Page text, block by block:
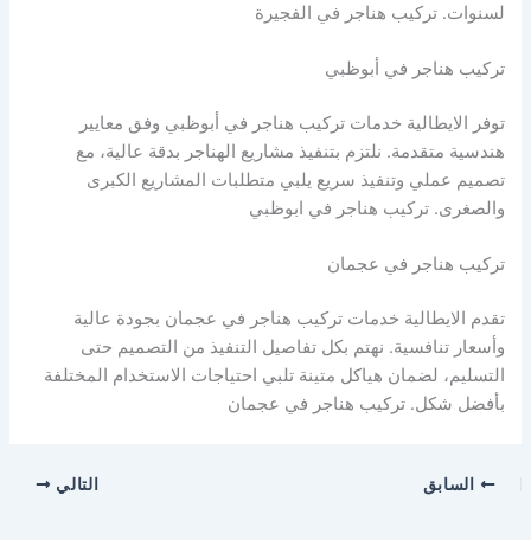
لسنوات. تركيب هناجر في الفجيرة
تركيب هناجر في أبوظبي
توفر الايطالية خدمات تركيب هناجر في أبوظبي وفق معايير
هندسية متقدمة. نلتزم بتنفيذ مشاريع الهناجر بدقة عالية، مع
تصميم عملي وتنفيذ سريع يلبي متطلبات المشاريع الكبرى
والصغرى. تركيب هناجر في ابوظبي
تركيب هناجر في عجمان
تقدم الايطالية خدمات تركيب هناجر في عجمان بجودة عالية
وأسعار تنافسية. نهتم بكل تفاصيل التنفيذ من التصميم حتى
التسليم، لضمان هياكل متينة تلبي احتياجات الاستخدام المختلفة
بأفضل شكل. تركيب هناجر في عجمان
السابق التالي